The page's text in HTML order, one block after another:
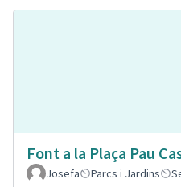
Font a la Plaça Pau
Josefa
Parcs i Jardins